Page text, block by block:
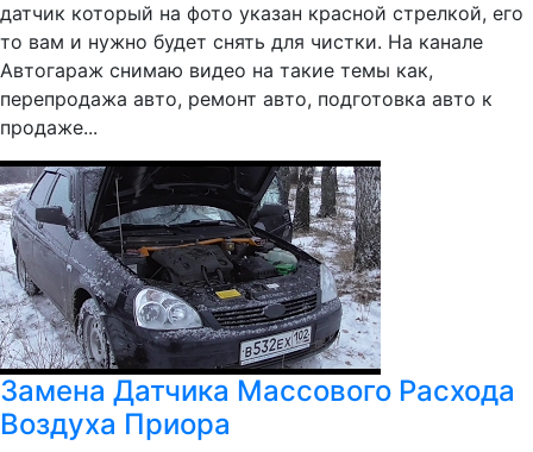
датчик который на фото указан красной стрелкой, его
то вам и нужно будет снять для чистки. На канале
Автогараж снимаю видео на такие темы как,
перепродажа авто, ремонт авто, подготовка авто к
продаже...
Замена Датчика Массового Расхода
Воздуха Приора